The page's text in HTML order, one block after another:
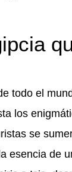
todo el
los
se
esencia de